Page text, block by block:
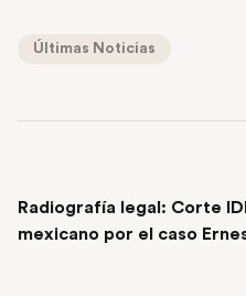
Últimas Noticias
Radiografía legal: Corte
mexicano por el caso